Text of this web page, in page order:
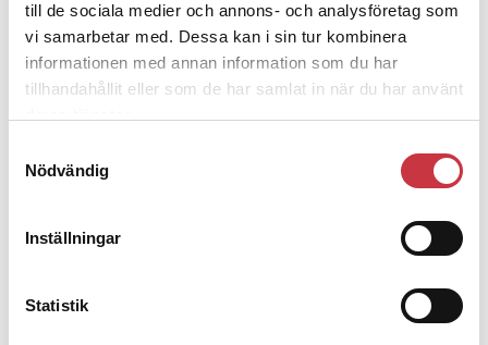
till de sociala medier och annons- och analysföretag som
vi samarbetar med. Dessa kan i sin tur kombinera
informationen med annan information som du har
tillhandahållit eller som de har samlat in när du har använt
Nödvändig
Inställningar
Statistik
Debatt
Det är inte evidenskrav som